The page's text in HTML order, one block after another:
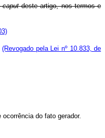
caputdeste artigo, nos termos e
(Revogado pela Lei nº 10.833, de
do fato gerador.